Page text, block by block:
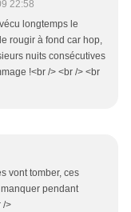
22:58
longtemps le
rougir à fond car hop,
nuits consécutives
!<br /> <br /> <br
vont tomber, ces
pendant
/>